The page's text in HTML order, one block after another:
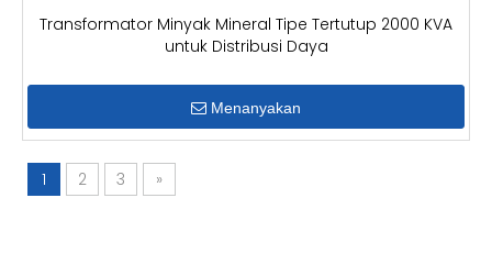
Transformator Minyak Mineral Tipe Tertutup 2000 KVA
untuk Distribusi Daya
Menanyakan
1 2 3 »